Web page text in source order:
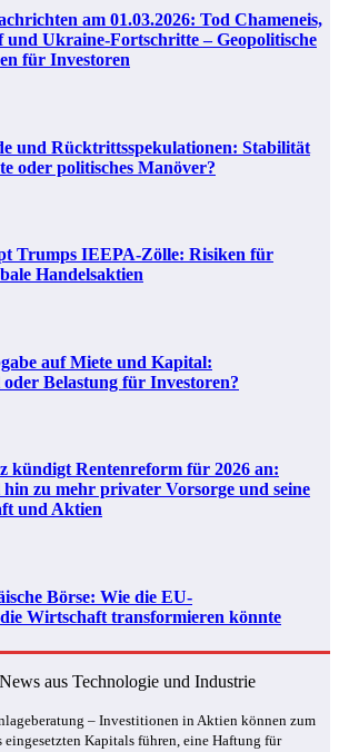
am 01.03.2026: Tod Chameneis,
Ukraine-Fortschritte – Geopolitische
für Investoren
und Rücktrittsspekulationen: Stabilität
oder politisches Manöver?
Trumps IEEPA-Zölle: Risiken für
Handelsaktien
auf Miete und Kapital:
oder Belastung für Investoren?
kündigt Rentenreform für 2026 an:
hin zu mehr privater Vorsorge und seine
und Aktien
Börse: Wie die EU-
Wirtschaft transformieren könnte
aus Technologie und Industrie
– Investitionen in Aktien können zum
Kapitals führen, eine Haftung für